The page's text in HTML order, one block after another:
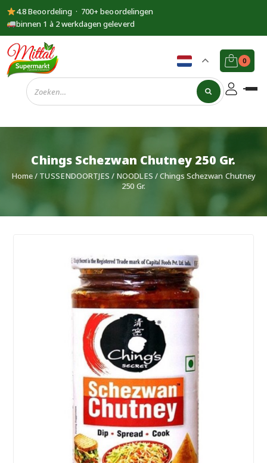
4.8 Beoordeling · 700+ beoordelingen
binnen 1 à 2 werkdagen geleverd
Supermarkt
Mittal
0
Chings Schezwan Chutney 250 Gr.
Home/ TUSSENDOORTJES / NOODLES / Chings Schezwan Chutney
250 Gr.